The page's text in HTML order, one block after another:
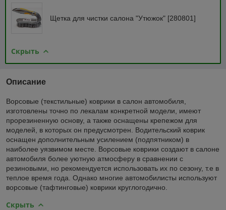
Щетка для чистки салона "Утюжок" [280801]
Скрыть
Описание
Ворсовые (текстильные) коврики в салон автомобиля,
изготовлены точно по лекалам конкретной модели, имеют
прорезиненную основу, а также оснащены крепежом для
моделей, в которых он предусмотрен. Водительский коврик
оснащен дополнительным усилением (подпятником) в
наиболее уязвимом месте. Ворсовые коврики создают в салоне
автомобиля более уютную атмосферу в сравнении с
резиновыми, но рекомендуется использовать их по сезону, т.е в
теплое время года. Однако многие автомобилисты используют
ворсовые (тафтинговые) коврики круглогодично.
Скрыть